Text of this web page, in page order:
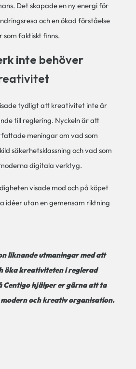
Det skapade en ny energi för
och en ökad förståelse
faktiskt finns.
inte behöver
tydligt att kreativitet inte är
till reglering. Nyckeln är att
meningar om vad som
säkerhetsklassning och vad som
digitala verktyg.
visade mod och på köpet
idéer utan en gemensam riktning
liknande utmaningar med att
öka kreativiteten i reglerad
Centigo hjälper er gärna att ta
modern och kreativ organisation.